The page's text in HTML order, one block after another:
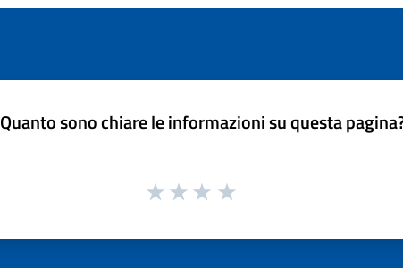
Quanto sono chiare le informazioni su questa